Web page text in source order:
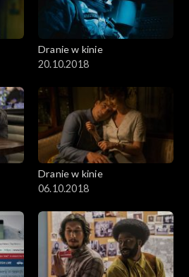
Dranie w kinie
20.10.2018
Dranie w kinie
06.10.2018